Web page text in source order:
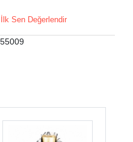
İlk Sen Değerlendir